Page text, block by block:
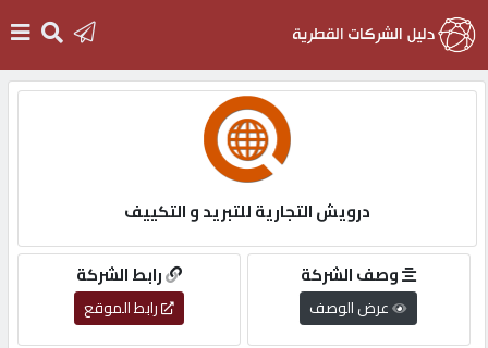
التسجيل
English
درويش التجارية للتبريد و التكييف
رابط الشركة
رابط الموقع
وصف الشركة
عرض الوصف